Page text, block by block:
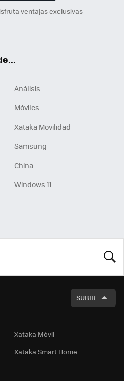
ventajas exclusivas
Análisis
Móviles
Xataka Movilidad
Samsung
China
Windows 11
SUBIR
Xataka Móvil
Xataka Smart Home